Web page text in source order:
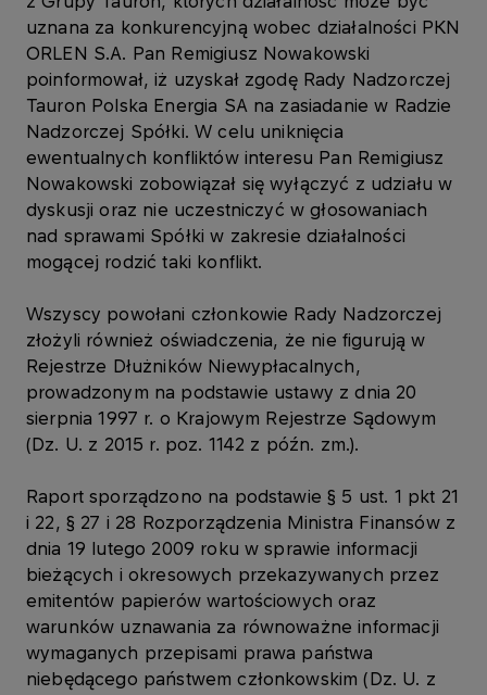
uznana za konkurencyjną wobec działalności PKN
ORLEN S.A. Pan Remigiusz Nowakowski
poinformował, iż uzyskał zgodę Rady Nadzorczej
Tauron Polska Energia SA na zasiadanie w Radzie
Nadzorczej Spółki. W celu uniknięcia
ewentualnych konfliktów interesu Pan Remigiusz
Nowakowski zobowiązał się wyłączyć z udziału w
dyskusji oraz nie uczestniczyć w głosowaniach
nad sprawami Spółki w zakresie działalności
mogącej rodzić taki konflikt.
Wszyscy powołani członkowie Rady Nadzorczej
złożyli również oświadczenia, że nie figurują w
Rejestrze Dłużników Niewypłacalnych,
prowadzonym na podstawie ustawy z dnia 20
sierpnia 1997 r. o Krajowym Rejestrze Sądowym
(Dz. U. z 2015 r. poz. 1142 z późn. zm.).
Raport sporządzono na podstawie § 5 ust. 1 pkt 21
i 22, § 27 i 28 Rozporządzenia Ministra Finansów z
dnia 19 lutego 2009 roku w sprawie informacji
bieżących i okresowych przekazywanych przez
emitentów papierów wartościowych oraz
warunków uznawania za równoważne informacji
wymaganych przepisami prawa państwa
niebędącego państwem członkowskim (Dz. U. z